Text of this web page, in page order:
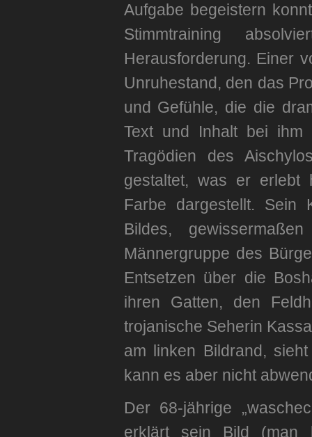
Aufgabe begeistern
Stimmtraining
Herausforderung. Einer
Unruhestand, den das
und Gefühle, die die
Text und Inhalt bei
Tragödien des
gestaltet, was er erlebt
Farbe dargestellt. Sein
Bildes,
Männergruppe des
Entsetzen über die
ihren Gatten, den
trojanische Seherin
am linken Bildrand,
kann es aber nicht
Der 68-jährige
erklärt sein Bild (man